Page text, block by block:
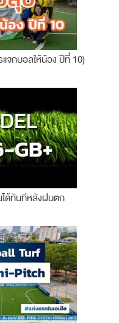
จกบอลให้น้อง ปีที่ 10)
ด้ทันทีหลังฝนตก